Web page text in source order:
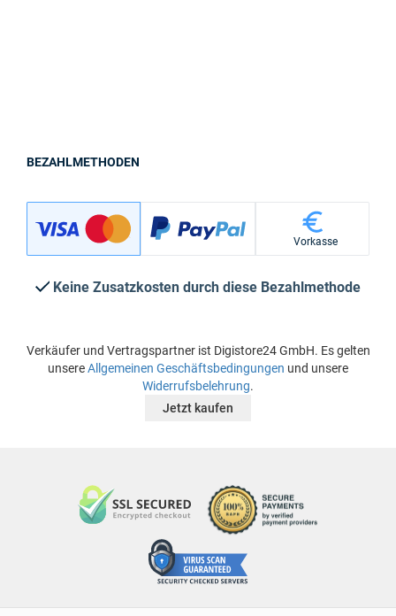
BEZAHLMETHODEN
Vorkasse
Keine Zusatzkosten durch diese Bezahlmethode
Verkäufer und Vertragspartner ist Digistore24 GmbH. Es gelten
unsereAllgemeinen Geschäftsbedingungen und unsere
Widerrufsbelehrung.
Jetzt kaufen